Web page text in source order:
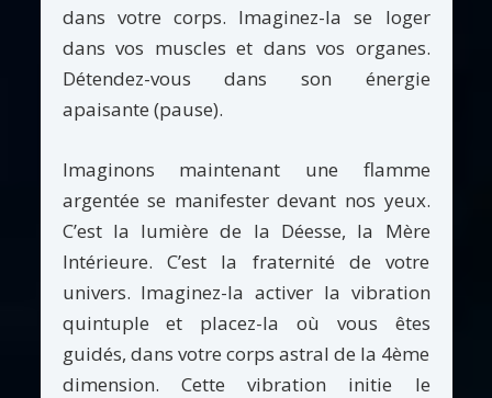
dans votre corps. Imaginez-la se loger
dans vos muscles et dans vos organes.
Détendez-vous dans son énergie
apaisante (pause).
Imaginons maintenant une flamme
argentée se manifester devant nos yeux.
C’est la lumière de la Déesse, la Mère
Intérieure. C’est la fraternité de votre
univers. Imaginez-la activer la vibration
quintuple et placez-la où vous êtes
guidés, dans votre corps astral de la 4ème
dimension. Cette vibration initie le